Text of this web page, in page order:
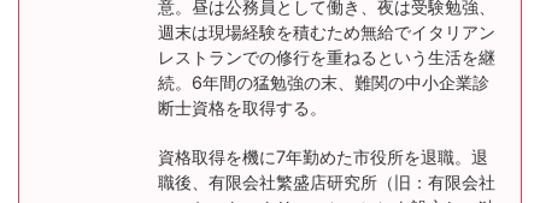
意。昼は公務員として働き、夜は受験勉強、
週末は現場経験を積むため無給でイタリアン
レストランでの修行を重ねるという生活を継
続。6年間の猛勉強の末、難関の中小企業診
断士資格を取得する。
資格取得を機に7年勤めた市役所を退職。退
職後、有限会社繁盛店研究所（旧：有限会社